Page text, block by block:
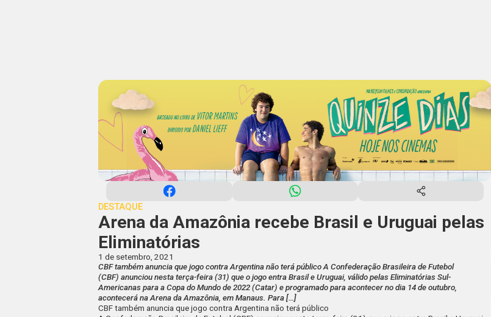
DESTAQUE
Arena da Amazônia recebe Brasil e Uruguai pelas
Eliminatórias
1 de setembro, 2021
CBF também anuncia que jogo contra Argentina não terá público A Confederação Brasileira de Futebol
(CBF) anunciou nesta terça-feira (31) que o jogo entra Brasil e Uruguai, válido pelas Eliminatórias Sul-
Americanas para a Copa do Mundo de 2022 (Catar) e programado para acontecer no dia 14 de outubro,
acontecerá na Arena da Amazônia, em Manaus. Para […]
CBF também anuncia que jogo contra Argentina não terá público